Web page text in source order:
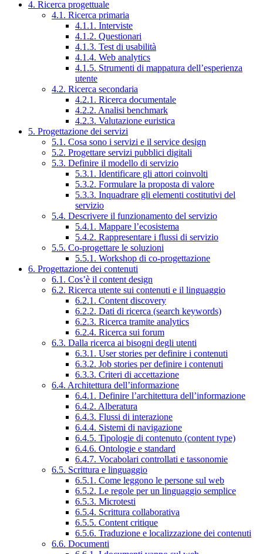
4. Ricerca progettuale
4.1. Ricerca primaria
4.1.1. Interviste
4.1.2. Questionari
4.1.3. Test di usabilità
4.1.4. Web analytics
4.1.5. Strumenti di mappatura dell’esperienza
utente
4.2. Ricerca secondaria
4.2.1. Ricerca documentale
4.2.2. Analisi benchmark
4.2.3. Valutazione euristica
5. Progettazione dei servizi
5.1. Cosa sono i servizi e il service design
5.2. Progettare servizi pubblici digitali
5.3. Definire il modello di servizio
5.3.1. Identificare gli attori coinvolti
5.3.2. Formulare la proposta di valore
5.3.3. Inquadrare gli elementi costitutivi del
servizio
5.4. Descrivere il funzionamento del servizio
5.4.1. Mappare l’ecosistema
5.4.2. Rappresentare i flussi di servizio
5.5. Co-progettare le soluzioni
5.5.1. Workshop di co-progettazione
6. Progettazione dei contenuti
6.1. Cos’è il content design
6.2. Ricerca utente sui contenuti e il linguaggio
6.2.1. Content discovery
6.2.2. Dati di ricerca (search keywords)
6.2.3. Ricerca tramite analytics
6.2.4. Ricerca sui forum
6.3. Dalla ricerca ai bisogni degli utenti
6.3.1. User stories per definire i contenuti
6.3.2. Job stories per definire i contenuti
6.3.3. Criteri di accettazione
6.4. Architettura dell’informazione
6.4.1. Definire l’architettura dell’informazione
6.4.2. Alberatura
6.4.3. Flussi di interazione
6.4.4. Sistemi di navigazione
6.4.5. Tipologie di contenuto (content type)
6.4.6. Ontologie e standard
6.4.7. Vocabolari controllati e tassonomie
6.5. Scrittura e linguaggio
6.5.1. Come leggono le persone sul web
6.5.2. Le regole per un linguaggio semplice
6.5.3. Microtesti
6.5.4. Scrittura collaborativa
6.5.5. Content critique
6.5.6. Traduzione e localizzazione dei contenuti
6.6. Documenti